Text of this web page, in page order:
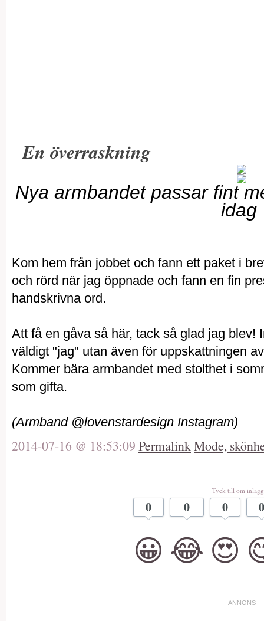
En överraskning
Nya armbandet passar fint
idag
Kom hem från jobbet och fann ett paket i
och rörd när jag öppnade och fann en fin
handskrivna ord.
Att få en gåva så här, tack så glad jag blev!
väldigt "jag" utan även för uppskattningen
Kommer bära armbandet med stolthet i
som gifta.
(Armband @lovenstardesign Instagram)
2014-07-16 @ 18:53:09 PermalinkMode,
Tyck till om
0
😀
0
😂
0
😍
0